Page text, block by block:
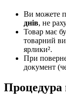
Ви можете
днів, не
Товар має
товарний
ярлики².
При
документ
Процедура